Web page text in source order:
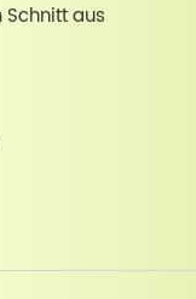
aus